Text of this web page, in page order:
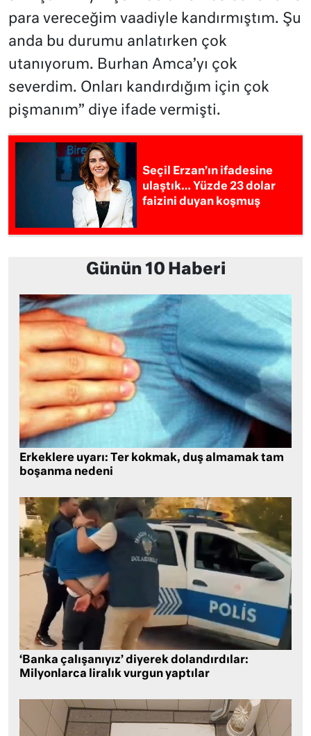
para vereceğim vaadiyle kandırmıştım. Şu
anda bu durumu anlatırken çok
utanıyorum. Burhan Amca’yı çok
severdim. Onları kandırdığım için çok
pişmanım” diye ifade vermişti.
Seçil Erzan’ın ifadesine
ulaştık… Yüzde 23 dolar
faizini duyan koşmuş
Günün 10 Haberi
Erkeklere uyarı: Ter kokmak, duş almamak tam
boşanma nedeni
‘Banka çalışanıyız’ diyerek dolandırdılar:
Milyonlarca liralık vurgun yaptılar